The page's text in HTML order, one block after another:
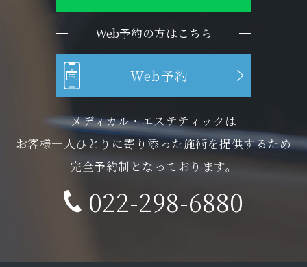
Web予約の方はこちら
Web予約
メディカル・エステティックは
お客様一人ひとりに寄り添った施術を提供するため
完全予約制となっております。
022-298-6880